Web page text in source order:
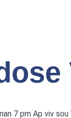
7 pm Ap viv sou